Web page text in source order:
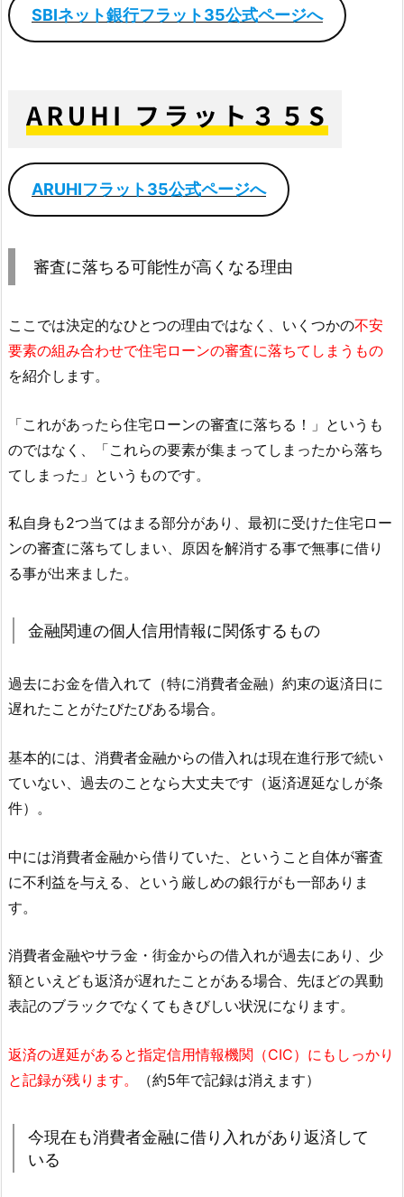
SBIネット銀行フラット35公式ページへ
ARUHIフラット35公式ページへ
審査に落ちる可能性が高くなる理由
ここでは決定的なひとつの理由ではなく、いくつかの不安
要素の組み合わせで住宅ローンの審査に落ちてしまうもの
を紹介します。
「これがあったら住宅ローンの審査に落ちる！」というも
のではなく、「これらの要素が集まってしまったから落ち
てしまった」というものです。
私自身も2つ当てはまる部分があり、最初に受けた住宅ロー
ンの審査に落ちてしまい、原因を解消する事で無事に借り
る事が出来ました。
金融関連の個人信用情報に関係するもの
過去にお金を借入れて（特に消費者金融）約束の返済日に
遅れたことがたびたびある場合。
基本的には、消費者金融からの借入れは現在進行形で続い
ていない、過去のことなら大丈夫です（返済遅延なしが条
件）。
中には消費者金融から借りていた、ということ自体が審査
に不利益を与える、という厳しめの銀行がも一部ありま
す。
消費者金融やサラ金・街金からの借入れが過去にあり、少
額といえども返済が遅れたことがある場合、先ほどの異動
表記のブラックでなくてもきびしい状況になります。
返済の遅延があると指定信用情報機関（CIC）にもしっかり
と記録が残ります。
（約5年で記録は消えます）
今現在も消費者金融に借り入れがあり返済して
いる